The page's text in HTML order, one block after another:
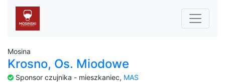
Mosina
Krosno, Os. Miodowe
Sponsor czujnika - mieszkaniec, MAS